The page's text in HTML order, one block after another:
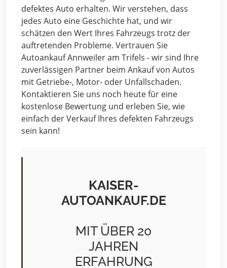
defektes Auto erhalten. Wir verstehen, dass
jedes Auto eine Geschichte hat, und wir
schätzen den Wert Ihres Fahrzeugs trotz der
auftretenden Probleme. Vertrauen Sie
Autoankauf Annweiler am Trifels - wir sind Ihre
zuverlässigen Partner beim Ankauf von Autos
mit Getriebe-, Motor- oder Unfallschaden.
Kontaktieren Sie uns noch heute für eine
kostenlose Bewertung und erleben Sie, wie
einfach der Verkauf Ihres defekten Fahrzeugs
sein kann!
KAISER-
AUTOANKAUF.DE
MIT ÜBER 20
JAHREN
ERFAHRUNG